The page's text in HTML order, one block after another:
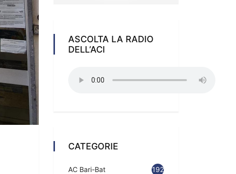
ASCOLTA LA RADIO
DELL’ACI
CATEGORIE
AC Bari-Bat 192